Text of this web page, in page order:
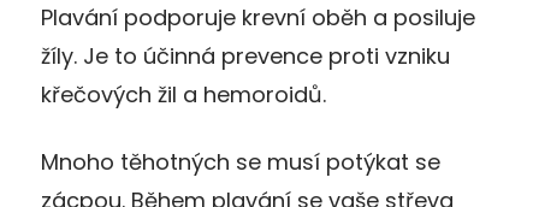
Plavání podporuje krevní oběh a posiluje
žíly. Je to účinná prevence proti vzniku
křečových žil a hemoroidů.
Mnoho těhotných se musí potýkat se
zácpou. Během plavání se vaše střeva